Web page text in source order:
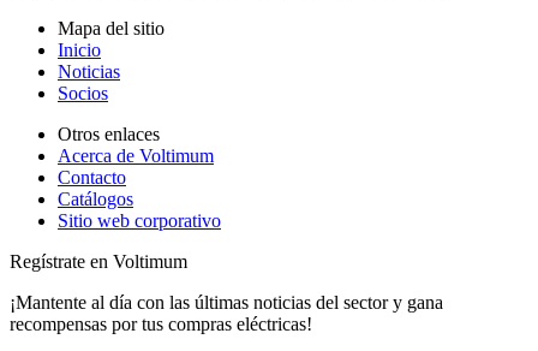
Mapa del sitio
Inicio
Noticias
Socios
Otros enlaces
Acerca de Voltimum
Contacto
Catálogos
Sitio web corporativo
Regístrate en Voltimum
¡Mantente al día con las últimas noticias del sector y gana
recompensas por tus compras eléctricas!